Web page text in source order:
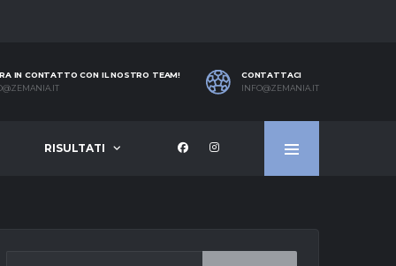
IN CONTATTO CON IL NOSTRO TEAM!
CONTATTACI
INFO@ZEMANIA.IT
RISULTATI